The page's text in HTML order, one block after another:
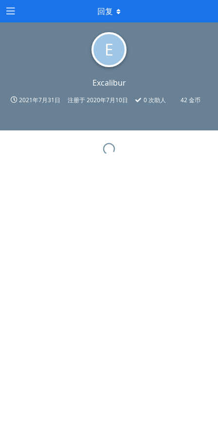
E
Excalibur
2021年7月31日 注册于2020年7月10日 0次助人 42 金币
回复